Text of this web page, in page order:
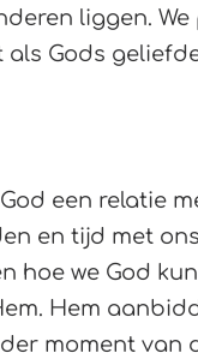
liggen. We
Gods
een relatie
en tijd met ons
hoe we God
Hem
moment van